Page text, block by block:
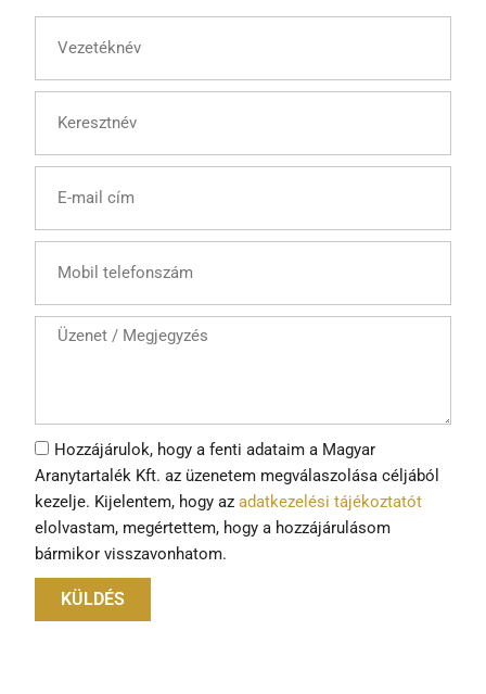
Hozzájárulok, hogy a fenti adataim a Magyar
Aranytartalék Kft. az üzenetem megválaszolása céljából
kezelje. Kijelentem, hogy az adatkezelési tájékoztatót
elolvastam, megértettem, hogy a hozzájárulásom
bármikor visszavonhatom.
KÜLDÉS